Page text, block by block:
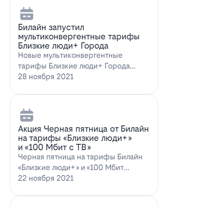
Билайн запустил
мультиконвергентные тарифы
Близкие люди+ Города
Новые мультиконвергентные
тарифы Близкие люди+ Города
от БилайнОператор Билайн радует
28 ноября 2021
Акция Черная пятница от Билайн
на тарифы «Близкие люди+»
и «100 Мбит с ТВ»
Черная пятница на тарифы Билайн
«Близкие люди+» и «100 Мбит
с ТВ»Билайн пред…
22 ноября 2021